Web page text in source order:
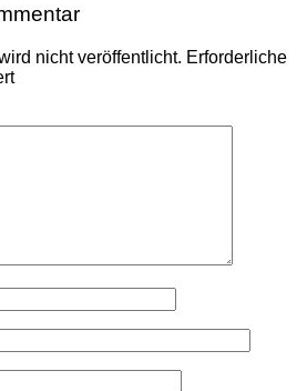
nicht veröffentlicht. Erforderliche